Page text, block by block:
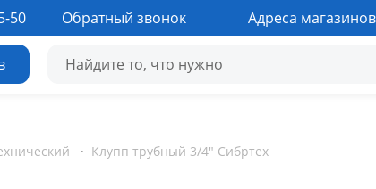
50 Обратный звонок Адреса магазинов
· Клупп трубный 3/4" Сибртех